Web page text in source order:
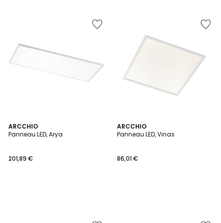
ARCCHIO
Panneau LED, Arya
201,89 €
ARCCHIO
Panneau LED, Vinas
86,01 €